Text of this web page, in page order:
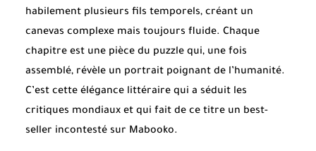
habilement plusieurs fils temporels, créant un
canevas complexe mais toujours fluide. Chaque
chapitre est une pièce du puzzle qui, une fois
assemblé, révèle un portrait poignant de l’humanité.
C’est cette élégance littéraire qui a séduit les
critiques mondiaux et qui fait de ce titre un best-
seller incontesté sur Mabooko.